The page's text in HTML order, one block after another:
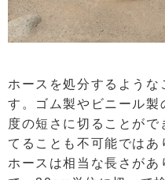
ホースを処分するよう
す。ゴム製やビニール製
度の短さに切ることが
てることも不可能ではあ
ホースは相当な長さが